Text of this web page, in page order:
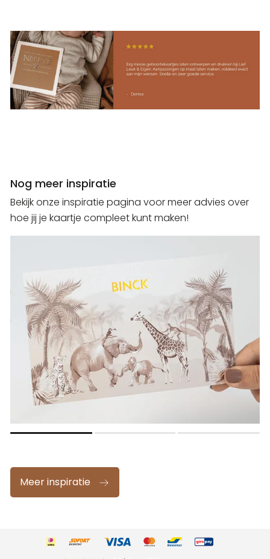
Nog meer inspiratie
Bekijk onze inspiratie pagina voor meer advies over
hoe jij je kaartje compleet kunt maken!
Meer inspiratie